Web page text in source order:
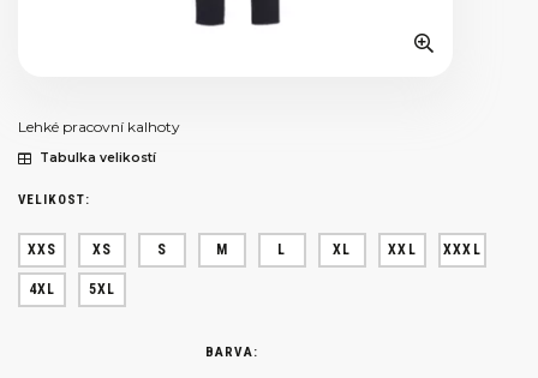
Lehké pracovní kalhoty
Tabulka velikostí
VELIKOST:
XXS XS S M L XL XXL XXXL
4XL 5XL
BARVA: